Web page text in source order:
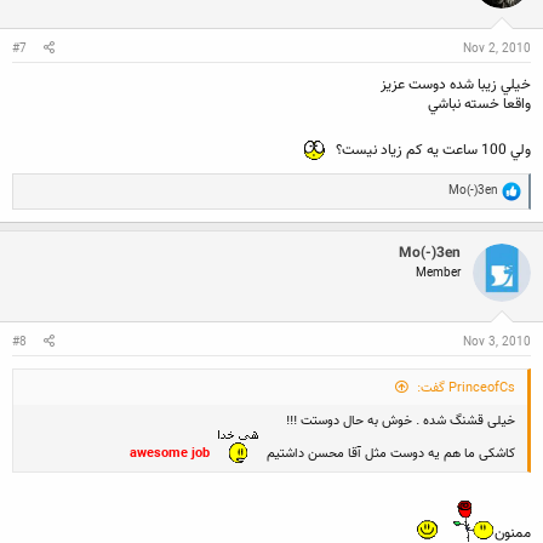
n
:
Nov 2, 2010
#7
خيلي زيبا شده دوست عزيز
واقعا خسته نباشي
ولي 100 ساعت يه كم زياد نيست؟
R
e
a
c
o
:
Mo(-)3en
Mo(-)3en
Member
Nov 3, 2010
#8
PrinceofCs گفت:
خیلی قشنگ شده . خوش به حال دوستت !!!
کاشکی ما هم یه دوست مثل آقا محسن داشتیم
awesome job
ممنون